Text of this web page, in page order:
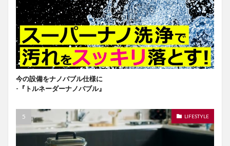
今の設備をナノバブル仕様に
-『トルネーダーナノバブル』
LIFESTYLE